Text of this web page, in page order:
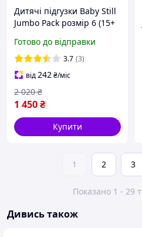
Дитячі підгузки Baby Still
Jumbo Pack розмір 6 (15+
новонароджених
одноразові
Готово до відправки
3.7 (3)
від242₴/міс
1 450₴
2 020 ₴
Купити
1 2 3
Показано 1 - 29
Дивись також